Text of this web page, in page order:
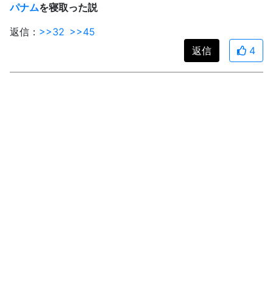
パナムを寝取った説
返信： >>32 >>45
返信
4